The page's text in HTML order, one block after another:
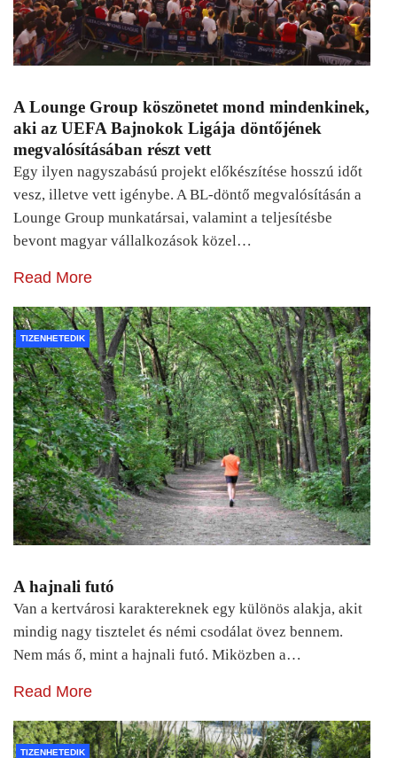
A Lounge Group köszönetet mond mindenkinek,
aki az UEFA Bajnokok Ligája döntőjének
megvalósításában részt vett
Egy ilyen nagyszabású projekt előkészítése hosszú időt
vesz, illetve vett igénybe. A BL-döntő megvalósításán a
Lounge Group munkatársai, valamint a teljesítésbe
bevont magyar vállalkozások közel…
Read More
TIZENHETEDIK
A hajnali futó
Van a kertvárosi karaktereknek egy különös alakja, akit
mindig nagy tisztelet és némi csodálat övez bennem.
Nem más ő, mint a hajnali futó. Miközben a…
Read More
TIZENHETEDIK